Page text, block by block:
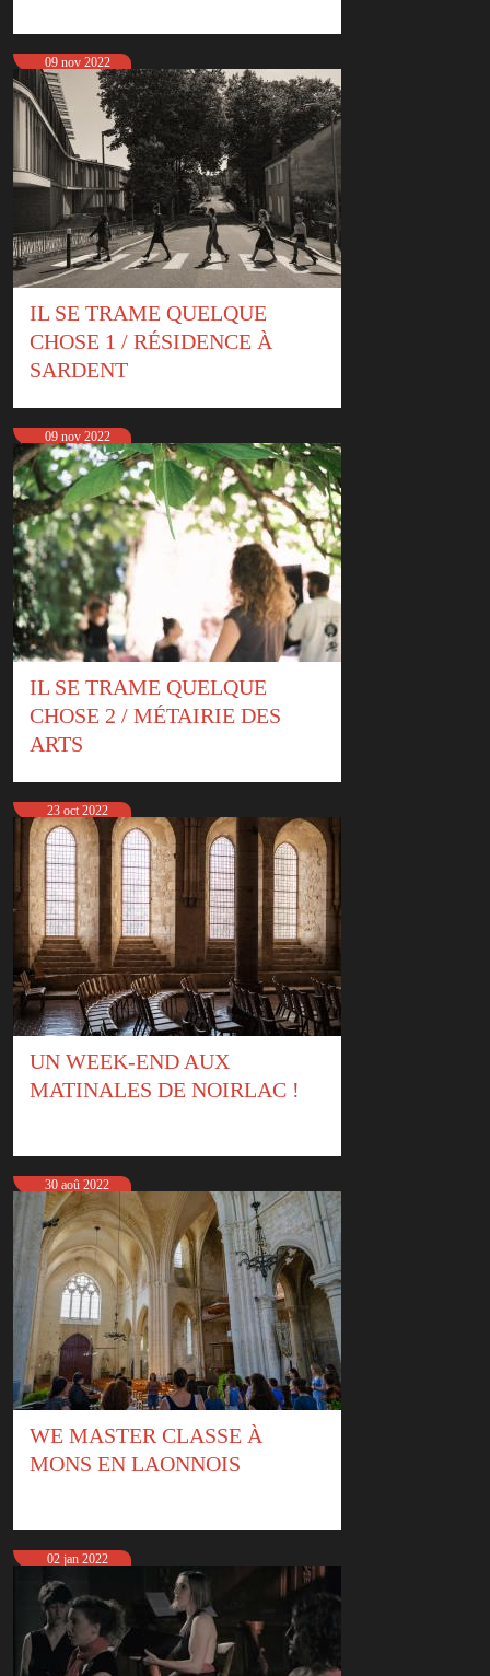
09 nov 2022
IL SE TRAME QUELQUE
CHOSE 1 / RÉSIDENCE À
SARDENT
09 nov 2022
IL SE TRAME QUELQUE
CHOSE 2 / MÉTAIRIE DES
ARTS
23 oct 2022
UN WEEK-END AUX
MATINALES DE NOIRLAC !
30 aoû 2022
WE MASTER CLASSE À
MONS EN LAONNOIS
02 jan 2022